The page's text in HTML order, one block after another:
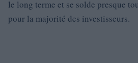
le long terme et se solde presque
pour la majorité des investisseurs.